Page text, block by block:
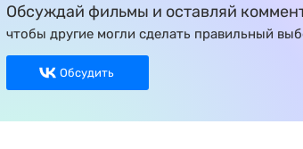
Обсуждай фильмы и оставляй
чтобы другие могли сделать правильный
Обсудить